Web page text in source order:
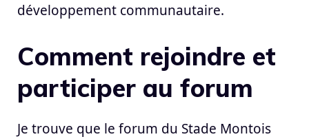
développement communautaire.
Comment rejoindre et
participer au forum
Je trouve que le forum du Stade Montois